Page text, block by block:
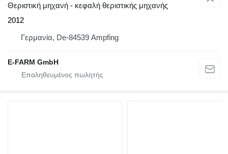
Θεριστική μηχανή - κεφαλή θεριστικής μηχανής
2012
Γερμανία, De-84539 Ampfing
E-FARM GmbH